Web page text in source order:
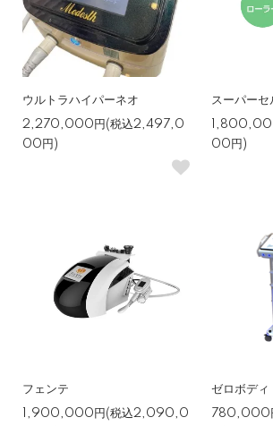
ウルトラハイパーネオ
2,270,000円(税込2,497,0
00円)
スーパーセ
00円)
フェンテ
1,900,000円(税込2,090,0
ゼロボディ
780,000